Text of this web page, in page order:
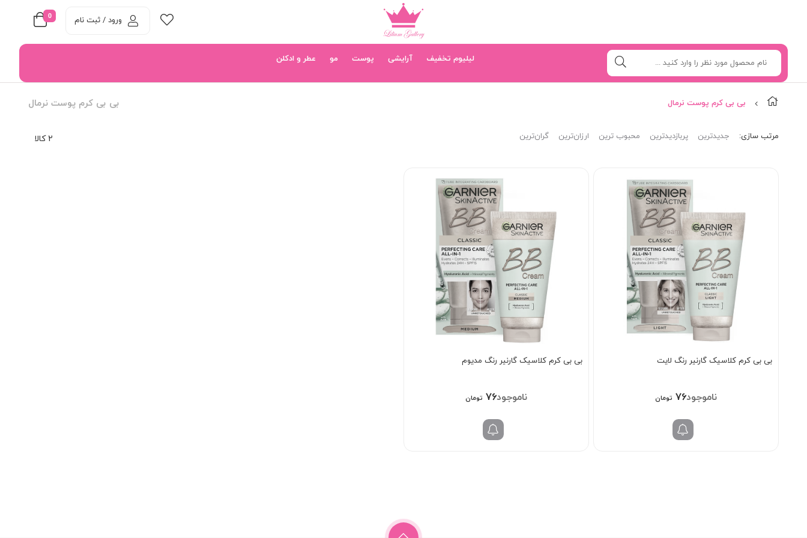
0 ورود / ثبت نام
لیلیوم تخفیف آرایشی پوست مو عطر و ادکلن
بی بی کرم پوست نرمال بی بی کرم پوست نرمال
2 کالا مرتب‌ سازی: جدیدترین پربازدیدترین محبوب ترین ارزان‌ترین گران‌ترین
بی بی کرم کلاسیک گارنیر رنگ لایت
768/000 تومان
بی بی کرم کلاسیک گارنیر رنگ مدیوم
768/000 تومان